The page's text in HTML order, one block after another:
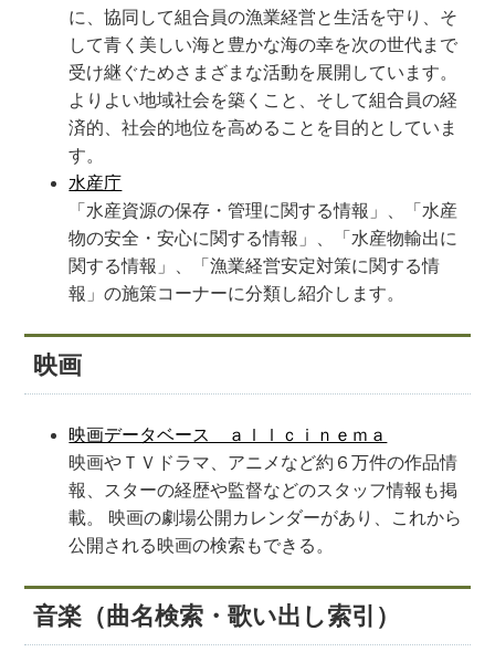
に、協同して組合員の漁業経営と生活を守り、そ
して青く美しい海と豊かな海の幸を次の世代まで
受け継ぐためさまざまな活動を展開しています。
よりよい地域社会を築くこと、そして組合員の経
済的、社会的地位を高めることを目的としていま
す。
水産庁
「水産資源の保存・管理に関する情報」、「水産
物の安全・安心に関する情報」、「水産物輸出に
関する情報」、「漁業経営安定対策に関する情
報」の施策コーナーに分類し紹介します。
映画
映画データベース ａｌｌｃｉｎｅｍａ
映画やＴＶドラマ、アニメなど約６万件の作品情
報、スターの経歴や監督などのスタッフ情報も掲
載。 映画の劇場公開カレンダーがあり、これから
公開される映画の検索もできる。
音楽（曲名検索・歌い出し索引）